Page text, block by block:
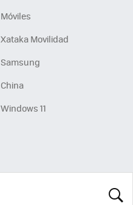
Móviles
Xataka Movilidad
Samsung
China
Windows 11